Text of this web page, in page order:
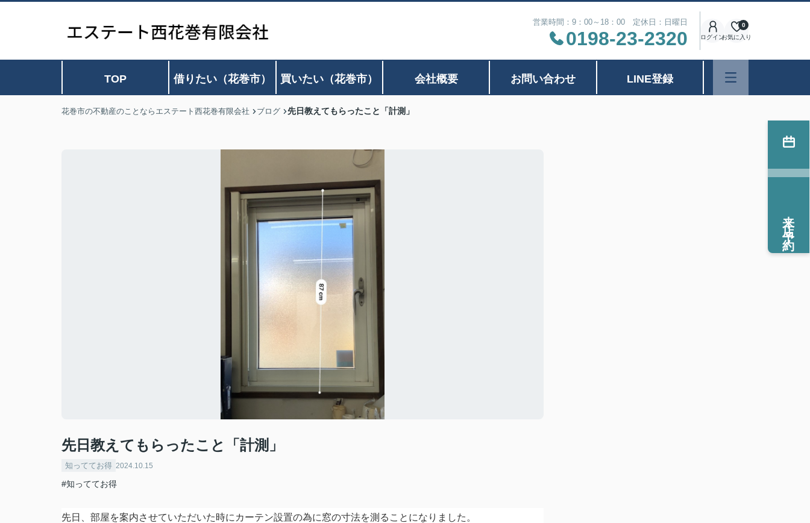
営業時間：9：00～18：00 定休日：日曜日
0198-23-2320 ログインお気に入り
0
TOP 借りたい（花巻市） 買いたい（花巻市） 会社概要 お問い合わせ LINE登録
花巻市の不動産のことならエステート西花巻有限会社 ブログ 先日教えてもらったこと「計測」
先日教えてもらったこと「計測」
知っててお得 2024.10.15
#知っててお得
先日、部屋を案内させていただいた時にカーテン設置の為に窓の寸法を測ることになりました。
来店予約